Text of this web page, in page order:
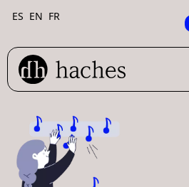
ES EN FR